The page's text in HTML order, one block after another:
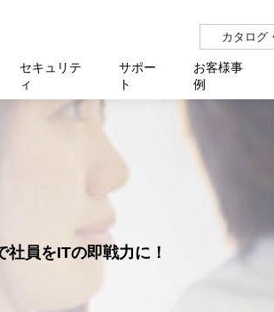
カタログ
メディアコンバーター
パートナー製品
サービ
運用支援
業務代
医療機
小中高
大学向け
セキュリテ
ィ
アプリケ
オフライ
クラウド
Platform
サポー
ト
よくあ
オンサ
お客様事
例
企業
イベント
イベン
国内事業所
グループ会
ダイバー
マルチス
員をITの即戦力に！